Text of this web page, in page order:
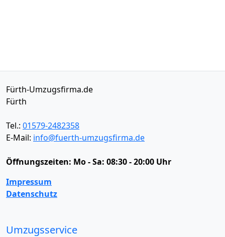
Fürth-Umzugsfirma.de
Fürth
Tel.: 01579-2482358
E-Mail: info@fuerth-umzugsfirma.de
Öffnungszeiten: Mo - Sa: 08:30 - 20:00 Uhr
Impressum
Datenschutz
Umzugsservice